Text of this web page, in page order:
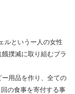
ルというー人の女性
撲滅に取り組むブラ
用品を作り、全ての
の食事を寄付する事